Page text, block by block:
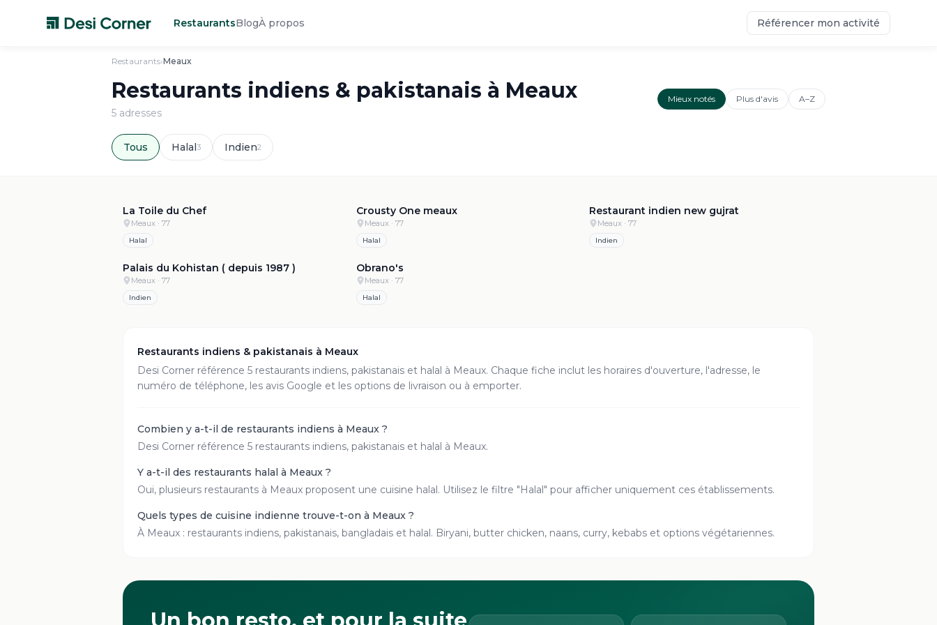
RestaurantsBlogÀ propos Référencer mon activité
Restaurants›Meaux
Restaurants indiens & pakistanais à Meaux
5 adresses
Mieux notés Plus d'avis A–Z
Tous Halal3 Indien2
La Toile du Chef
Meaux · 77
Halal
Crousty One meaux
Meaux· 77
Halal
Restaurant indien new gujrat
Meaux · 77
Indien
Palais du Kohistan ( depuis 1987 )
Meaux · 77
Indien
Obrano's
Meaux· 77
Halal
Restaurants indiens & pakistanais à Meaux
Desi Corner référence 5 restaurants indiens, pakistanais et halal à Meaux. Chaque fiche inclut les horaires d'ouverture, l'adresse, le
numéro de téléphone, les avis Google et les options de livraison ou à emporter.
Combien y a-t-il de restaurants indiens à Meaux ?
Desi Corner référence 5 restaurants indiens, pakistanais et halal à Meaux.
Y a-t-il des restaurants halal à Meaux ?
Oui, plusieurs restaurants à Meaux proposent une cuisine halal. Utilisez le filtre "Halal" pour afficher uniquement ces établissements.
Quels types de cuisine indienne trouve-t-on à Meaux ?
À Meaux : restaurants indiens, pakistanais, bangladais et halal. Biryani, butter chicken, naans, curry, kebabs et options végétariennes.